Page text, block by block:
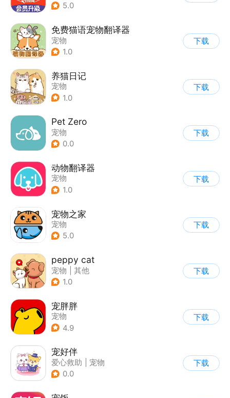
5.0
免费猫语宠物翻译器
宠物
1.0
下载
养猫日记
宠物
1.0
下载
Pet Zero
宠物
0.0
下载
动物翻译器
宠物
1.0
下载
宠物之家
宠物
5.0
下载
peppy cat
宠物
其他
1.0
下载
宠胖胖
宠物
4.9
下载
宠好伴
爱心救助
宠物
0.0
下载